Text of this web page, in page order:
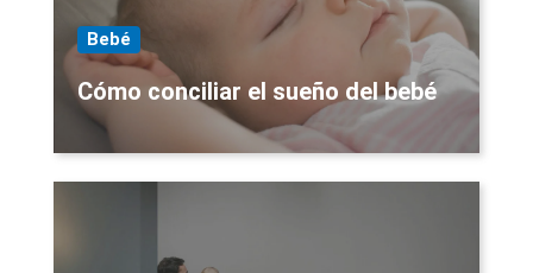
Bebé
Cómo conciliar el sueño del bebé